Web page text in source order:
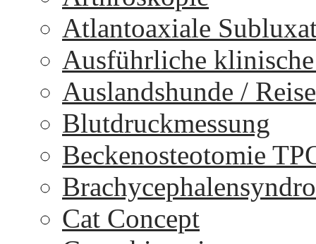
Atlantoaxiale
Ausführliche
Auslandshunde /
Blutdruckmessung
Beckenosteotomie
Cat Concept